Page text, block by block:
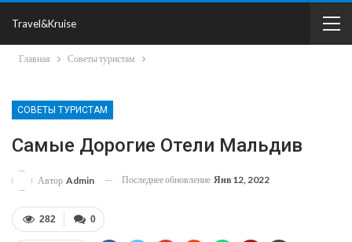
Travel&Kruise
Главная Советы туристам
СОВЕТЫ ТУРИСТАМ
Самые Дорогие Отели Мальдив
Автор Admin Последнее обновление Янв 12, 2022
0
282